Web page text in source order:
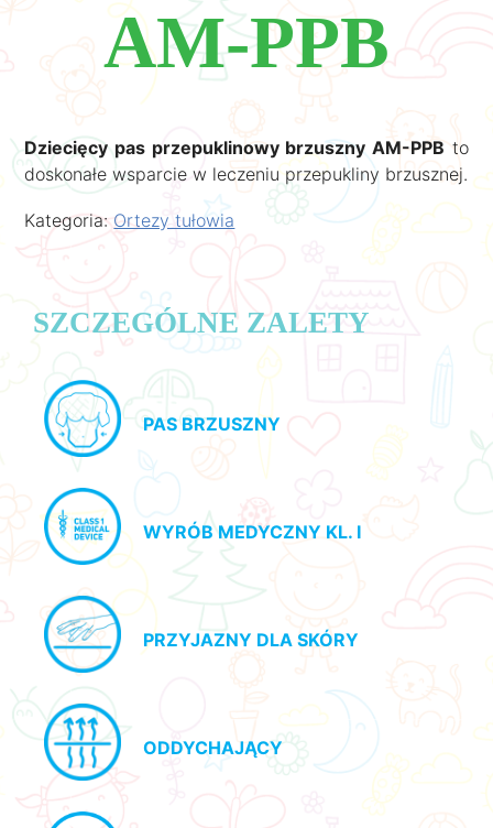
AM‑PPB
Dziecięcy pas przepuklinowy brzuszny AM-PPB to
doskonałe wsparcie w leczeniu przepukliny brzusznej.
Kategoria: Ortezy tułowia
SZCZEGÓLNE ZALETY
PAS BRZUSZNY
WYRÓB MEDYCZNY KL. I
PRZYJAZNY DLA SKÓRY
ODDYCHAJĄCY